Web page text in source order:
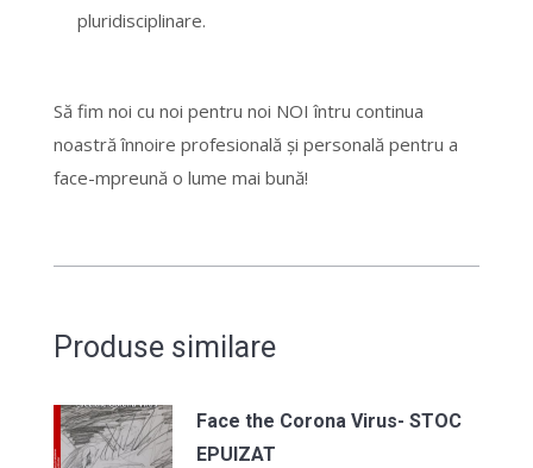
pluridisciplinare.
Să fim noi cu noi pentru noi NOI întru continua
noastră înnoire profesională și personală pentru a
face-mpreună o lume mai bună!
Produse similare
Face the Corona Virus- STOC
EPUIZAT